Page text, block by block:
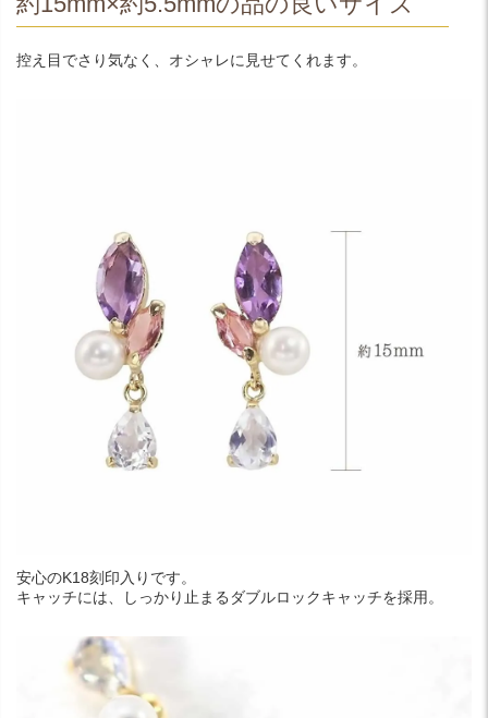
控え目でさり気なく、オシャレに見せてくれます。
安心のK18刻印入りです。
キャッチには、しっかり止まるダブルロックキャッチを採用。